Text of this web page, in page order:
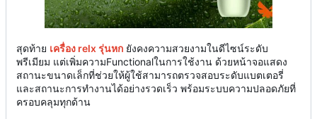
สุดท้าย เครื่อง relx รุ่นหก ยังคงความสวยงามในดีไซน์ระดับ
พรีเมียม แต่เพิ่มความFunctionalในการใช้งาน ด้วยหน้าจอแสดง
สถานะขนาดเล็กที่ช่วยให้ผู้ใช้สามารถตรวจสอบระดับแบตเตอรี่
และสถานะการทำงานได้อย่างรวดเร็ว พร้อมระบบความปลอดภัยที่
ครอบคลุมทุกด้าน